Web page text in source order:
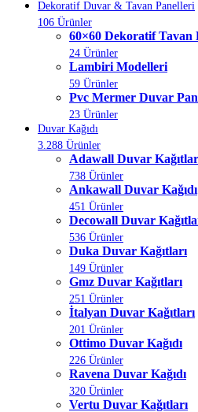
Dekoratif Duvar & Tavan Panelleri
106 Ürünler
60×60 Dekoratif Tavan
24 Ürünler
Lambiri Modelleri
59 Ürünler
Pvc Mermer Duvar
23 Ürünler
Duvar Kağıdı
3.288 Ürünler
Adawall Duvar
738 Ürünler
Ankawall Duvar Kağıdı
451 Ürünler
Decowall Duvar
536 Ürünler
Duka Duvar Kağıtları
149 Ürünler
Gmz Duvar Kağıtları
251 Ürünler
İtalyan Duvar Kağıtları
201 Ürünler
Ottimo Duvar Kağıdı
226 Ürünler
Ravena Duvar Kağıdı
320 Ürünler
Vertu Duvar Kağıtları